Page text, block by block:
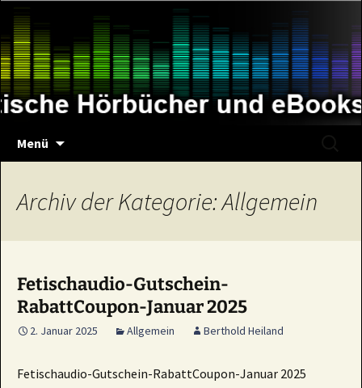
Inhalt
springen
Menü
Archiv der Kategorie: Allgemein
Fetischaudio-Gutschein-
RabattCoupon-Januar 2025
2. Januar 2025 Allgemein Berthold Heiland
Fetischaudio-Gutschein-RabattCoupon-Januar 2025